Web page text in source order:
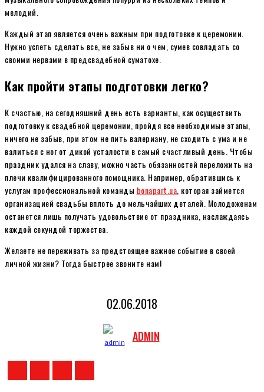
мелодий.
Каждый этап является очень важным при подготовке к церемонии.
Нужно успеть сделать все, не забыв ни о чем, сумев совладать со
своими нервами в предсвадебной суматохе.
Как пройти этапы подготовки легко?
К счастью, на сегодняшний день есть варианты, как осуществить
подготовку к свадебной церемонии, пройдя все необходимые этапы,
ничего не забыв, при этом не пить валериану, не сходить с ума и не
валиться с ног от дикой усталости в самый счастливый день. Чтобы
праздник удался на славу, можно часть обязанностей переложить на
плечи квалифицированного помощника. Например, обратившись к
услугам профессиональной команды bonapart.ua , которая займется
организацией свадьбы вплоть до мельчайших деталей. Молодоженам
останется лишь получать удовольствие от праздника, наслаждаясь
каждой секундой торжества.
Желаете не переживать за предстоящее важное событие в своей
личной жизни? Тогда быстрее звоните нам!
02.06.2018
ADMIN